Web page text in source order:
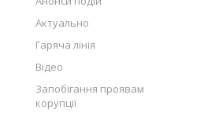
Актуально
Гаряча лінія
Відео
Запобігання проявам
корупції